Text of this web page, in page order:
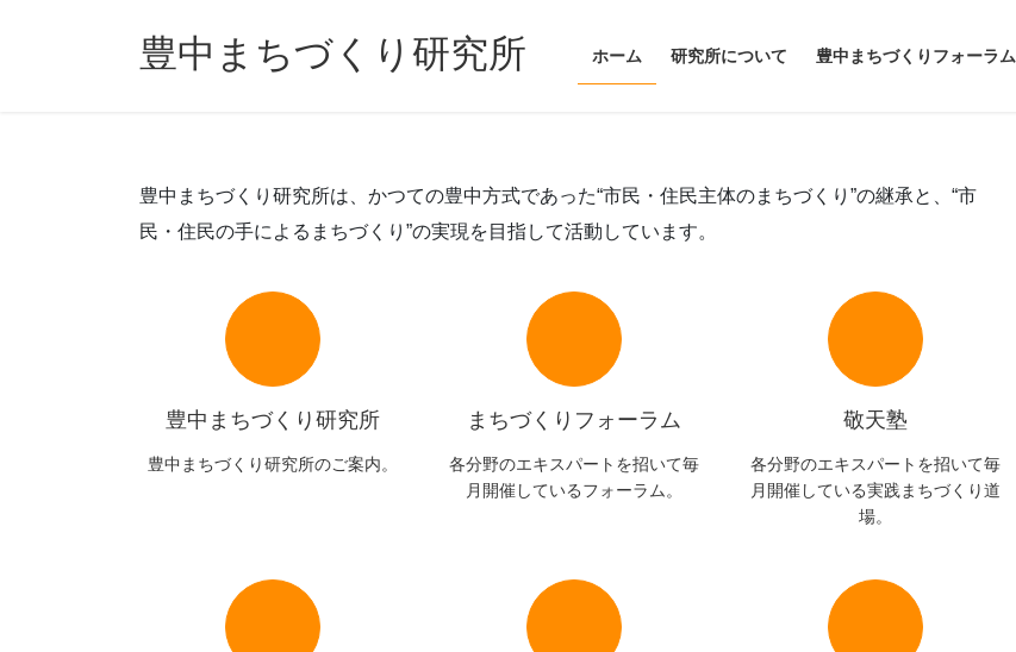
豊中まちづくり研究所 ホーム 研究所について 豊中まちづくりフォーラム
豊中まちづくり研究所は、かつての豊中方式であった“市民・住民主体のまちづくり”の継承と、“市
民・住民の手によるまちづくり”の実現を目指して活動しています。
豊中まちづくり研究所
豊中まちづくり研究所のご案内。
まちづくりフォーラム
各分野のエキスパートを招いて毎
月開催しているフォーラム。
敬天塾
各分野のエキスパートを招いて毎
月開催している実践まちづくり道
場。